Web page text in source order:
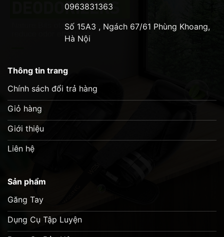
0963831363
Số 15A3 , Ngách 67/61 Phùng Khoang,
Hà Nội
Thông tin trang
Chính sách đổi trả hàng
Giỏ hàng
Giới thiệu
Liên hệ
Sản phẩm
Găng Tay
Dụng Cụ Tập Luyện